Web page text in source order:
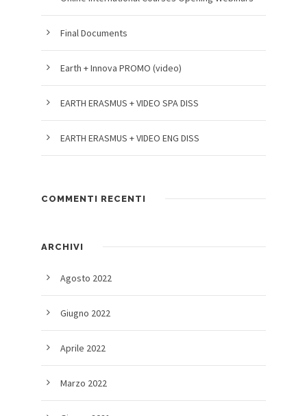
Final Documents
Earth + Innova PROMO (video)
EARTH ERASMUS + VIDEO SPA DISS
EARTH ERASMUS + VIDEO ENG DISS
COMMENTI RECENTI
ARCHIVI
Agosto 2022
Giugno 2022
Aprile 2022
Marzo 2022